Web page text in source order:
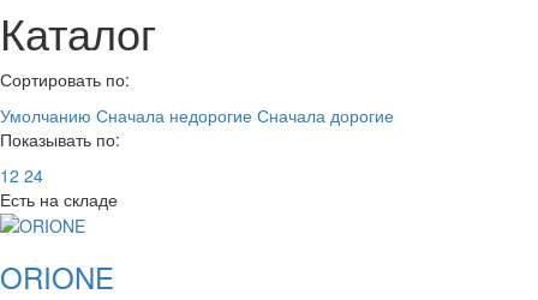
Каталог
Сортировать по:
Умолчанию Сначала недорогие Сначала дорогие
Показывать по:
12 24
Есть на складе
ORIONE